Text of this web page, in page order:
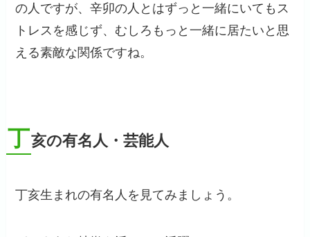
の人ですが、辛卯の人とはずっと一緒にいてもス
トレスを感じず、むしろもっと一緒に居たいと思
える素敵な関係ですね。
丁亥の有名人・芸能人
丁亥生まれの有名人を見てみましょう。